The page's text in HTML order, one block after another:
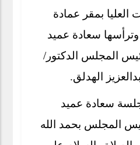
بمقر عمادة
وترأسها سعادة عميد
المجلس الدكتور/
الهدلق.
سعادة عميد
المجلس بحمد الله